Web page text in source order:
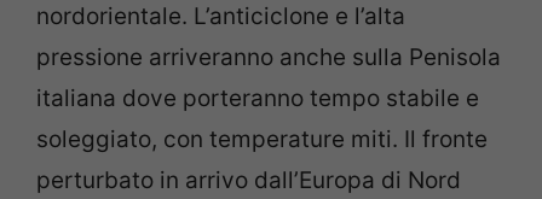
nordorientale. L’anticiclone e l’alta
pressione arriveranno anche sulla Penisola
italiana dove porteranno tempo stabile e
soleggiato, con temperature miti. Il fronte
perturbato in arrivo dall’Europa di Nord